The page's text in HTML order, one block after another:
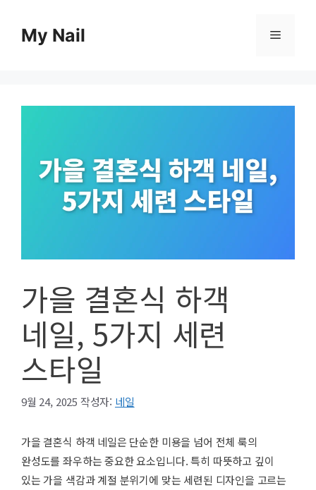
My Nail 메
가을 결혼식 하객
네일, 5가지 세련
스타일
9월 24, 2025 작성자: 네일
가을 결혼식 하객 네일은 단순한 미용을 넘어 전체 룩의
완성도를 좌우하는 중요한 요소입니다. 특히 따뜻하고 깊이
있는 가을 색감과 계절 분위기에 맞는 세련된 디자인을 고르는